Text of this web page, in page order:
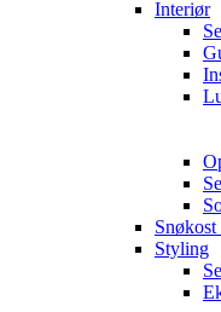
Interiør
Snøkost
Styling